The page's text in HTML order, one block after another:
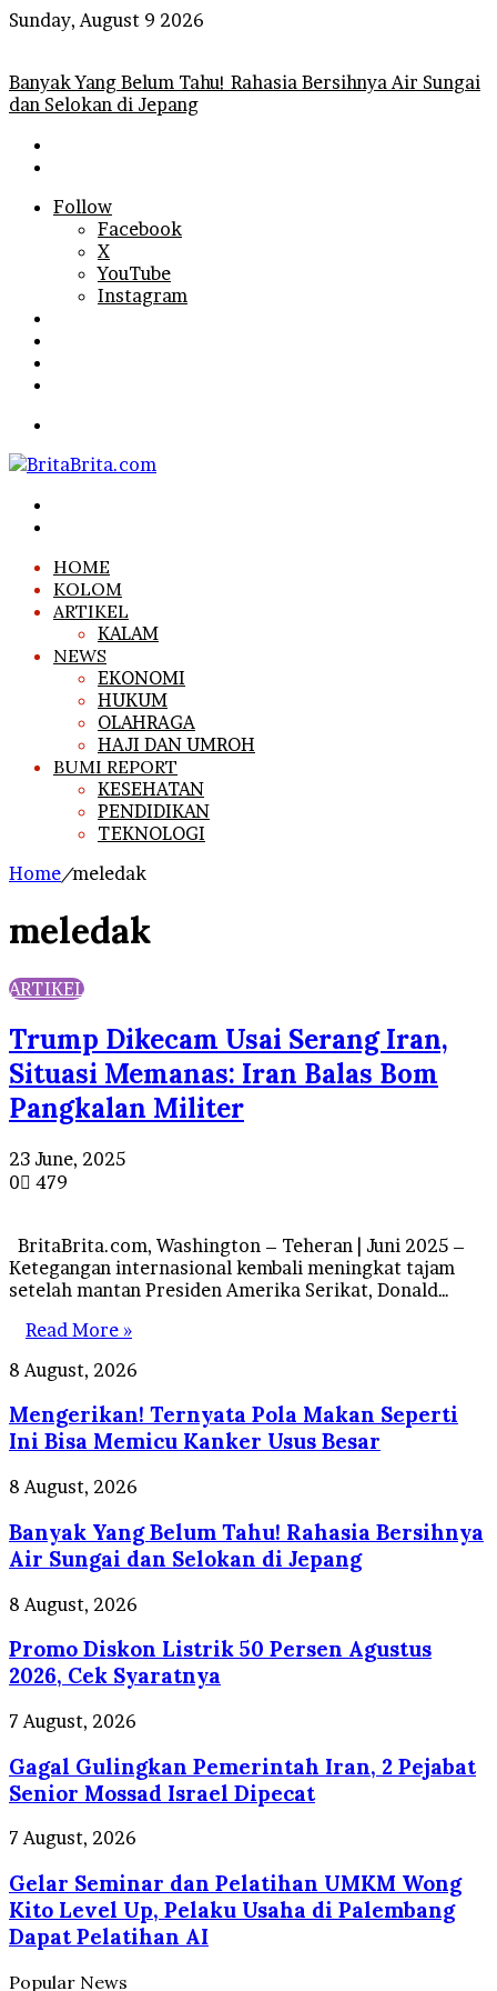
Sunday, August 9 2026
Banyak Yang Belum Tahu! Rahasia Bersihnya Air Sungai
dan Selokan di Jepang
Follow
Facebook
X
YouTube
Instagram
HOME
KOLOM
ARTIKEL
KALAM
NEWS
EKONOMI
HUKUM
OLAHRAGA
HAJI DAN UMROH
BUMI REPORT
KESEHATAN
PENDIDIKAN
TEKNOLOGI
Home/meledak
meledak
ARTIKEL
Trump Dikecam Usai Serang Iran,
Situasi Memanas: Iran Balas Bom
Pangkalan Militer
23 June, 2025
0
479
BritaBrita.com, Washington – Teheran | Juni 2025 –
Ketegangan internasional kembali meningkat tajam
setelah mantan Presiden Amerika Serikat, Donald…
Read More »
Mengerikan!
Pola
Makan
Seperti
Ini
Memicu
Kanker
Usus
8 August, 2026
Mengerikan! Ternyata Pola Makan Seperti
Ini Bisa Memicu Kanker Usus Besar
Banyak
Belum
Tahu!
Rahasia
Bersihnya
Sungai
dan
Selokan
Jepang
8 August, 2026
Banyak Yang Belum Tahu! Rahasia Bersihnya
Air Sungai dan Selokan di Jepang
Promo
Listrik
50
Persen
Agustus
2026,
Cek
Syaratnya
8 August, 2026
Promo Diskon Listrik 50 Persen Agustus
2026, Cek Syaratnya
Gagal
Pemerintah
Iran,
2
Pejabat
Senior
Mossad
Israel
Dipecat
7 August, 2026
Gagal Gulingkan Pemerintah Iran, 2 Pejabat
Senior Mossad Israel Dipecat
Gelar
dan
Pelatihan
UMKM
Wong
7 August, 2026
Gelar Seminar dan Pelatihan UMKM Wong
Kito Level Up, Pelaku Usaha di Palembang
Dapat Pelatihan AI
Popular News